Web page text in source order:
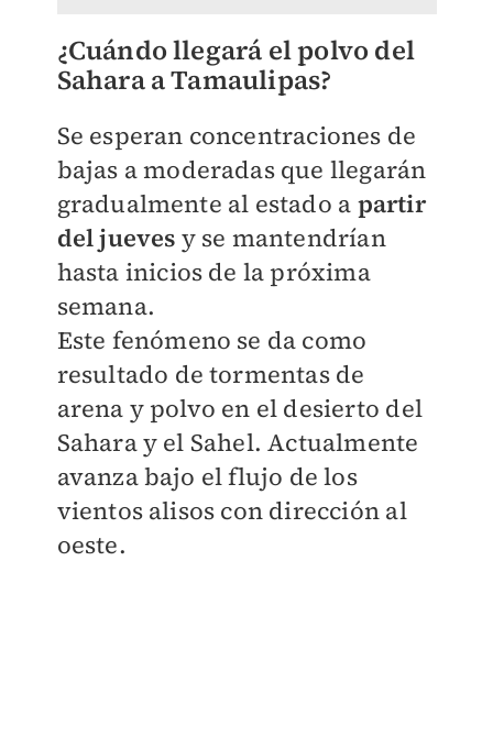
¿Cuándo llegará el polvo del
Sahara a Tamaulipas?
Se esperan concentraciones de
bajas a moderadas que llegarán
gradualmente al estado a partir
del jueves y se mantendrían
hasta inicios de la próxima
semana.
Este fenómeno se da como
resultado de tormentas de
arena y polvo en el desierto del
Sahara y el Sahel. Actualmente
avanza bajo el flujo de los
vientos alisos con dirección al
oeste.